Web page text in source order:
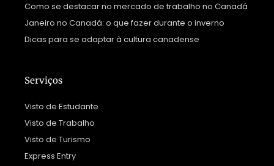
Como se destacar no mercado de trabalho no Canadá
Janeiro no Canadá: o que fazer durante o inverno
Dicas para se adaptar à cultura canadense
Serviços
Visto de Estudante
Visto de Trabalho
Visto de Turismo
Express Entry